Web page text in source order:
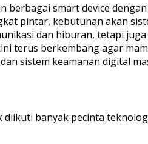
smart device
pintar, kebutuhan akan
dan hiburan, tetapi
terus berkembang agar
sistem keamanan digital
banyak pecinta